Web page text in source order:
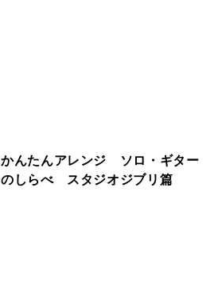
かんたんアレンジ ソロ・ギター
のしらべ スタジオジブリ篇